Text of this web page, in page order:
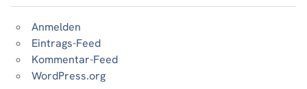
Anmelden
Eintrags-Feed
Kommentar-Feed
WordPress.org